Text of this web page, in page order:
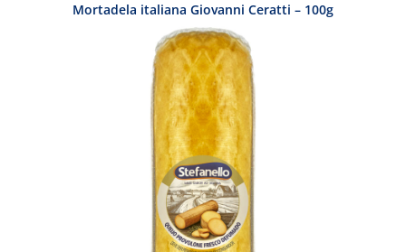
Mortadela italiana Giovanni Ceratti – 100g